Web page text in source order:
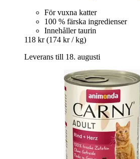
För vuxna katter
100 % färska ingredienser
Innehåller taurin
118 kr (174 kr / kg)
Leverans till 18. augusti